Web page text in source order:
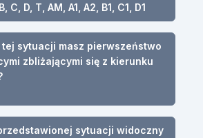
C, D, T, AM, A1, A2, B1, C1, D1
tej sytuacji masz pierwszeństwo
zbliżającymi się z kierunku
sytuacji widoczny